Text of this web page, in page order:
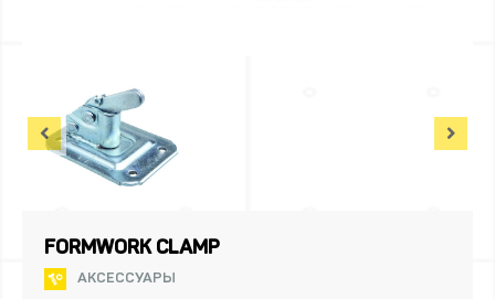
FORMWORK CLAMP
АКСЕССУАРЫ